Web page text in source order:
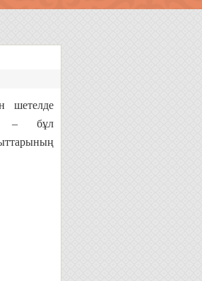
шетелде
– бұл